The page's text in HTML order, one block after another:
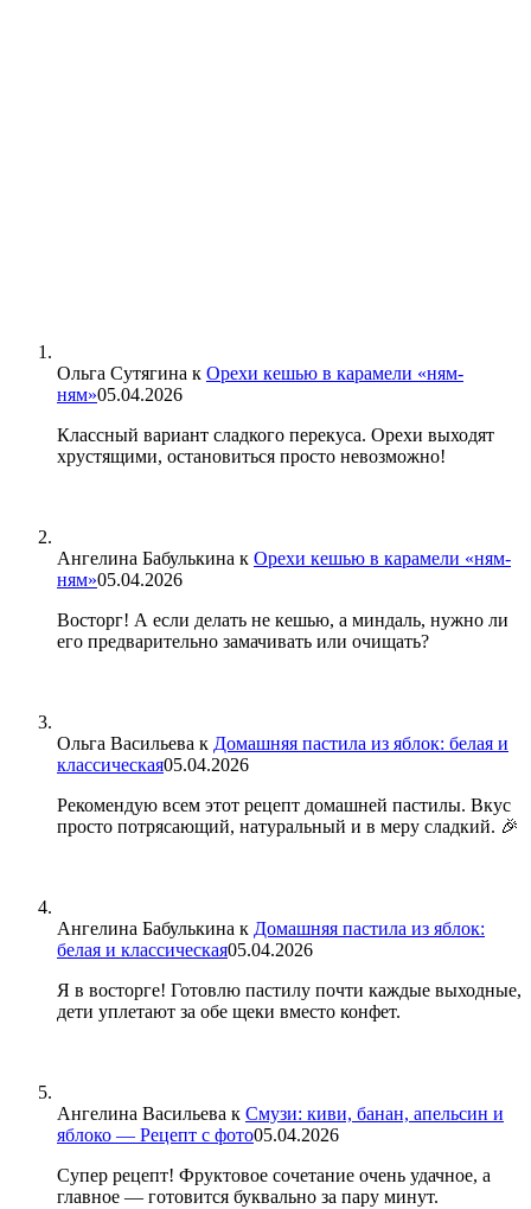
Ольга Сутягина к Орехи кешью в карамели «ням-
ням»05.04.2026
Классный вариант сладкого перекуса. Орехи выходят
хрустящими, остановиться просто невозможно!
Ангелина Бабулькина к Орехи кешью в карамели «ням-
ням»05.04.2026
Восторг! А если делать не кешью, а миндаль, нужно ли
его предварительно замачивать или очищать?
Ольга Васильева к Домашняя пастила из яблок: белая и
классическая05.04.2026
Рекомендую всем этот рецепт домашней пастилы. Вкус
просто потрясающий, натуральный и в меру сладкий. 🎉
Ангелина Бабулькина к Домашняя пастила из яблок:
белая и классическая05.04.2026
Я в восторге! Готовлю пастилу почти каждые выходные,
дети уплетают за обе щеки вместо конфет.
Ангелина Васильева к Смузи: киви, банан, апельсин и
яблоко — Рецепт с фото05.04.2026
Супер рецепт! Фруктовое сочетание очень удачное, а
главное — готовится буквально за пару минут.